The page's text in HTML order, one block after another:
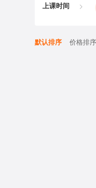
上课时间
默认排序 价格排序